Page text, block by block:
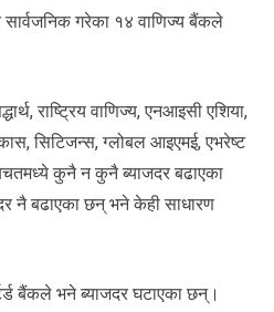
सार्वजनिक गरेका १४ वाणिज्य बैंकले
राष्ट्रिय वाणिज्य, एनआइसी एशिया,
सिटिजन्स, ग्लोबल आइएमई, एभरेष्ट
कुनै न कुनै ब्याजदर बढाएका
नै बढाएका छन् भने केही साधारण
बैंकले भने ब्याजदर घटाएका छन्।